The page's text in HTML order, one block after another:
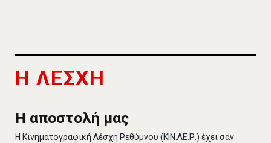
Η ΛΕΣΧΗ
Η αποστολή μας
Η Κινηματογραφική Λέσχη Ρεθύμνου (ΚΙΝ.ΛΕ.Ρ.) έχει σαν